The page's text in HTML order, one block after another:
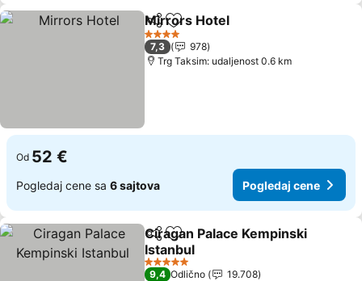
Deli Dodati u favorite
Mirrors Hotel
4 Zvezdice
7,3
978
Trg Taksim: udaljenost 0.6 km
Od 52 €
Pogledaj cene sa 6 sajtova Pogledaj cene
Deli Dodati u favorite
Ciragan Palace Kempinski
Istanbul
Pogledaj cene
5 Zvezdice
9,4 Odlično
19.708